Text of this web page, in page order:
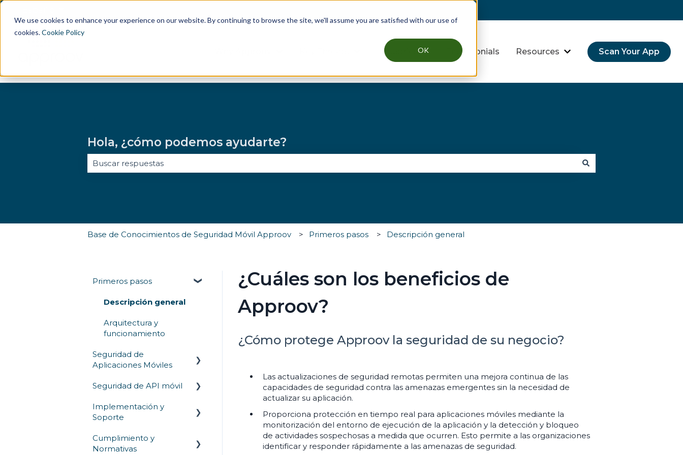
We use cookies to enhance your experience on our website. By continuing to browse the site, we'll assume you are satisfied with our use of
cookies.Cookie Policy
OK
Mostrar submenú de Why ApproovMostrar submenú de Key Threats
Industries
Mostrar submenú de Industries
Testimonials Resources
Mostrar submenú de
Scan Your App
Hola, ¿cómo podemos ayudarte?
Base de Conocimientos de Seguridad Móvil Approov Primeros pasos Descripción general
¿Cuáles son los beneficios de
Approov?
¿Cómo protege Approov la seguridad de su negocio?
Las actualizaciones de seguridad remotas permiten una mejora continua de las
capacidades de seguridad contra las amenazas emergentes sin la necesidad de
actualizar su aplicación.
Proporciona protección en tiempo real para aplicaciones móviles mediante la
monitorización del entorno de ejecución de la aplicación y la detección y bloqueo
de actividades sospechosas a medida que ocurren. Esto permite a las organizaciones
identificar y responder rápidamente a las amenazas de seguridad.
Primeros pasos
Descripción general
Arquitectura y
funcionamiento
Seguridad de
Aplicaciones Móviles
Protección en tiempo de
Atestación de la
Ofuscación de Código
Seguridad de API móvil
Autenticación de API y
control de acceso
Comunicación con API
Implementación y
Soporte
Implementación
Cumplimiento y
Normativas